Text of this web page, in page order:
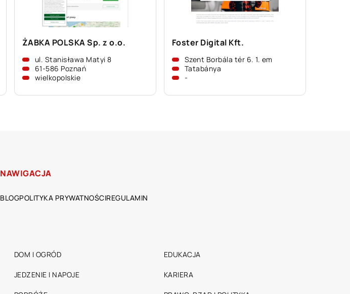
ŻABKA POLSKA Sp. z o.o.
ul. Stanisława Matyi 8
61-586 Poznań
wielkopolskie
Foster Digital Kft.
Szent Borbála tér 6. 1. em
Tatabánya
-
NAWIGACJA
BLOGPOLITYKA PRYWATNOŚCIREGULAMIN
DOM I OGRÓD EDUKACJA
JEDZENIE I NAPOJE KARIERA